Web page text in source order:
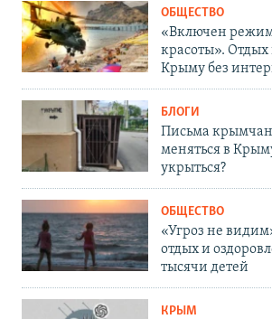
ОБЩЕСТВО
«Включен
красоты».
Крыму без
БЛОГИ
Письма
меняться в
укрыться?
ОБЩЕСТВО
«Угроз не
отдых и
тысячи детей
КРЫМ